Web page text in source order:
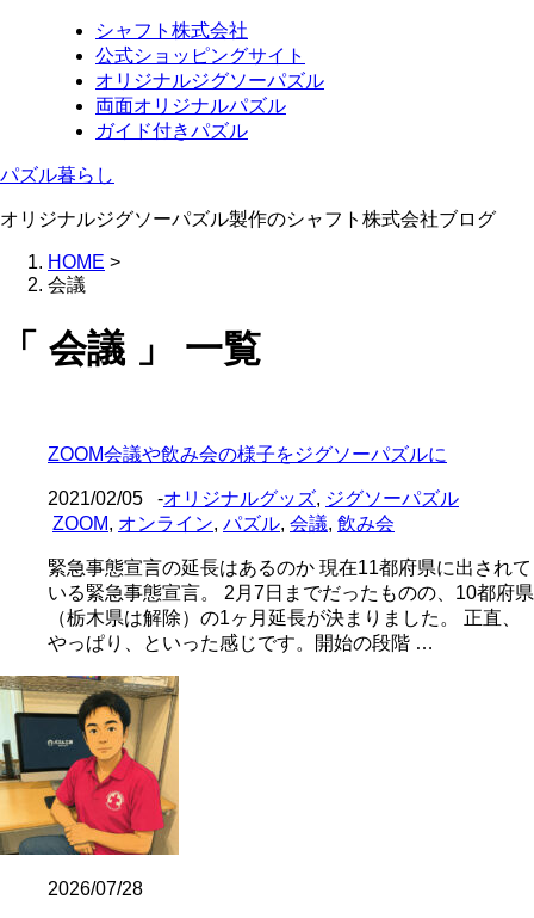
シャフト株式会社
公式ショッピングサイト
オリジナルジグソーパズル
両面オリジナルパズル
ガイド付きパズル
パズル暮らし
オリジナルジグソーパズル製作のシャフト株式会社ブログ
HOME >
会議
「 会議 」 一覧
ZOOM会議や飲み会の様子をジグソーパズルに
2021/02/05 -オリジナルグッズ, ジグソーパズル
ZOOM, オンライン, パズル, 会議, 飲み会
緊急事態宣言の延長はあるのか 現在11都府県に出されて
いる緊急事態宣言。 2月7日までだったものの、10都府県
（栃木県は解除）の1ヶ月延長が決まりました。 正直、
やっぱり、といった感じです。開始の段階 …
2026/07/28